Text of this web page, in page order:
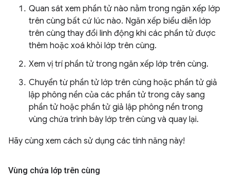
Quan sát xem phần tử nào nằm trong ngăn xếp lớp
trên cùng bất cứ lúc nào. Ngăn xếp biểu diễn lớp
trên cùng thay đổi linh động khi các phần tử được
thêm hoặc xoá khỏi lớp trên cùng.
Xem vị trí phần tử trong ngăn xếp lớp trên cùng.
Chuyển từ phần tử lớp trên cùng hoặc phần tử giả
lập phông nền của các phần tử trong cây sang
phần tử hoặc phần tử giả lập phông nền trong
vùng chứa trình bày lớp trên cùng và quay lại.
Hãy cùng xem cách sử dụng các tính năng này!
Vùng chứa lớp trên cùng